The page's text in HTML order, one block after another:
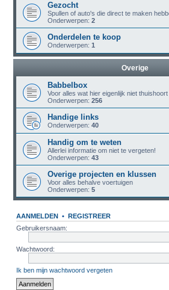
Gezocht
Spullen of auto's die direct te maken
Onderwerpen: 2
Onderdelen te koop
Onderwerpen: 1
Overige
Babbelbox
Voor alles wat hier eigenlijk niet thuishoort
Onderwerpen: 256
Handige links
Onderwerpen: 40
Handig om te weten
Allerlei informatie om niet te vergeten!
Onderwerpen: 43
Overige projecten en klussen
Voor alles behalve voertuigen
Onderwerpen: 5
AANMELDEN• REGISTREER
Gebruikersnaam:
Wachtwoord:
Ik ben mijn wachtwoord vergeten